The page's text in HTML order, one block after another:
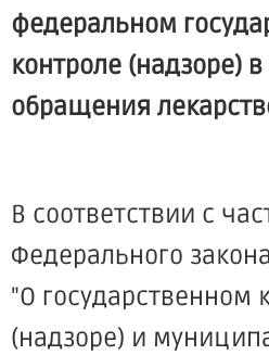
федеральном
контроле (надзоре)
обращения
В соответствии с
Федерального закона
"О государственном
(надзоре) и